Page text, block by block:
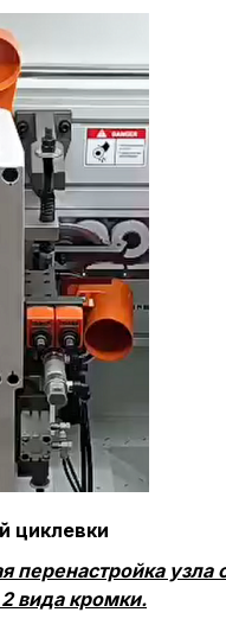
циклевки
перенастройка
вида кромки.